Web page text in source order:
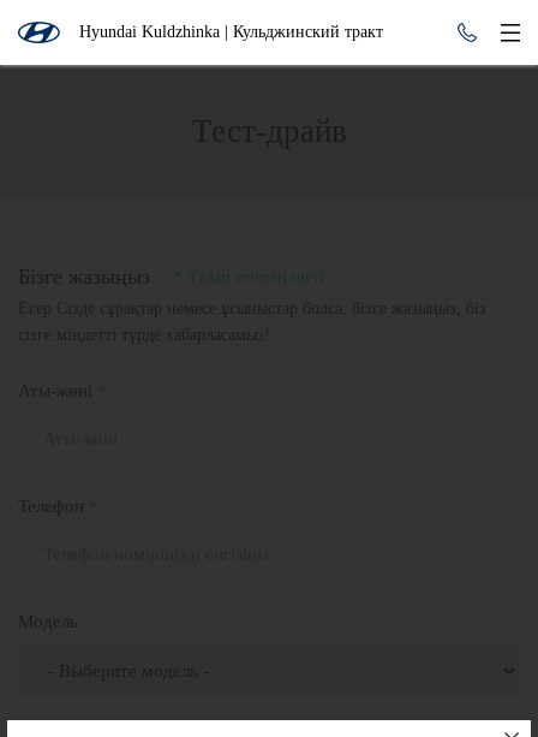
Hyundai Kuldzhinka | Кульджинский тракт
Бізге жазыңыз
* Талап етілген шеті
Егер Сізде сұрақтар немесе ұсыныстар болса, бізге жазыңыз, біз
сізге міндетті түрде хабарласамыз!
Аты-жөні
Телефон
Модель